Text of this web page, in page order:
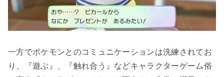
一方でポケモンとのコミュニケーションは洗練されてお
り、『遊ぶ』、『触れ合う』などキャラクターゲーム俗